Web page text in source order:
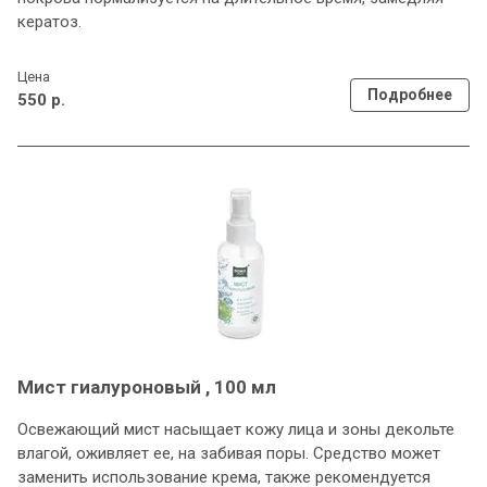
кератоз.
Цена
550 р. Подробнее
Мист гиалуроновый , 100 мл
Освежающий мист насыщает кожу лица и зоны декольте
влагой, оживляет ее, на забивая поры. Средство может
заменить использование крема, также рекомендуется